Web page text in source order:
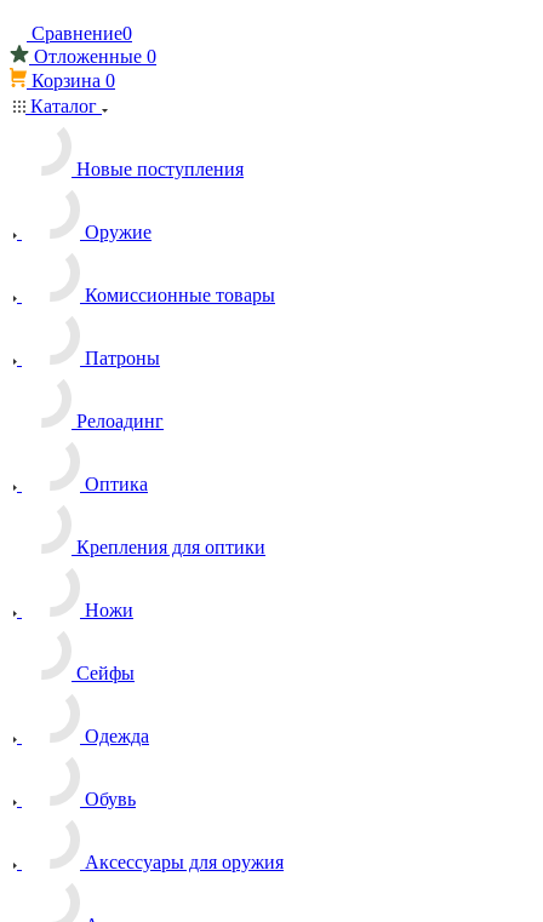
Сравнение0
Отложенные 0
Корзина 0
Каталог
Новые поступления
Оружие
Комиссионные товары
Патроны
Релоадинг
Оптика
Крепления для оптики
Ножи
Сейфы
Одежда
Обувь
Аксессуары для оружия